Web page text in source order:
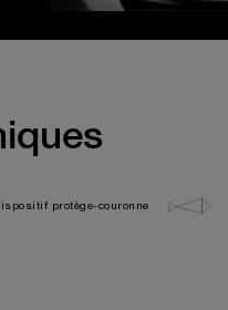
protège-couronne